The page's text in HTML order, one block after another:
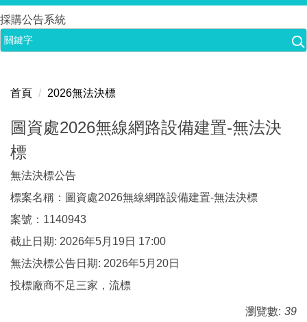
跳
到
主
容
採購公告系統
首頁 2026無法決標
圖資處2026無線網路設備建置-無法決
標
無法決標公告
標案名稱：圖資處2026無線網路設備建置-無法決標
案號：1140943
截止日期: 2026年5月19日 17:00
無法決標公告日期: 2026年5月20日
投標廠商不足三家，流標
瀏覽數: 39